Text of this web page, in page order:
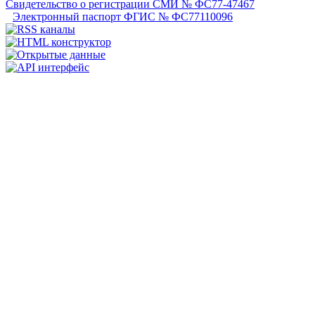
Свидетельство о регистрации СМИ № ФС77-47467
Электронный паспорт ФГИС № ФС77110096